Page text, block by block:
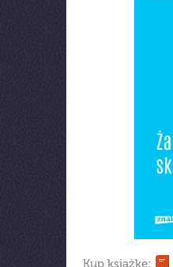
Kup książkę: